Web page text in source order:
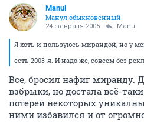
Manul
Манул обыкновенный
24 февраля 2005 Manul
Я хоть и пользуюсь мирандой, но у
есть 2003-я. И надо же, совсем без
Все, бросил нафиг миранду.
взбрыки, но достала всё-
потерей некоторых
ними избавился и от